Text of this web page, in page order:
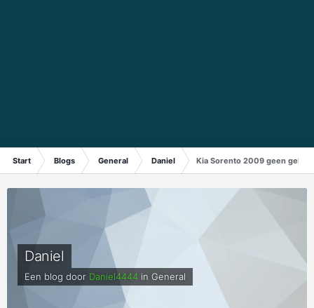
Start Blogs General Daniel Kia Sorento 2009 geen geluid
Daniel
Een blog door Daniel4444 in General